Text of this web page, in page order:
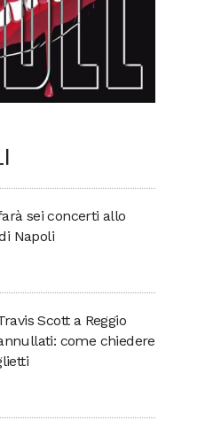
sei concerti allo
Napoli
Scott a Reggio
come chiedere